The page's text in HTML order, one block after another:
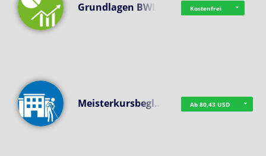
Grundlagen BWL Kostenfrei
Meisterkursbegl… Ab 80,43 USD